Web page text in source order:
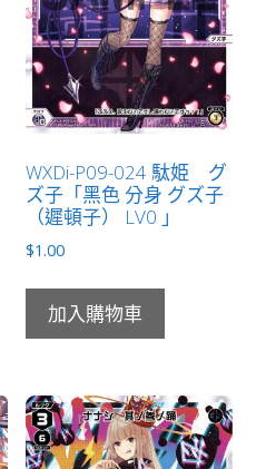
WXDi-P09-024 駄姫 グ
ズ子「黑色 分身 グズ子
（遲頓子） LV0 」
$1.00
加入購物車